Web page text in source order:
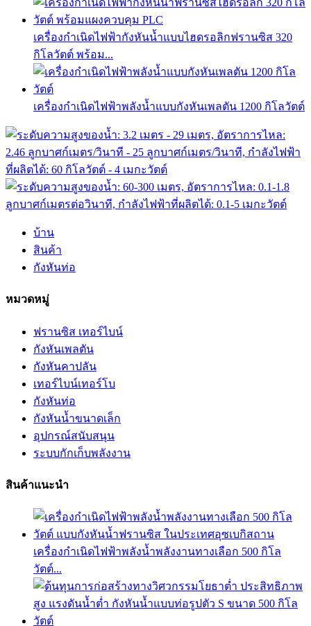
เครื่องกำเนิดไฟฟ้ากังหันน้ำแบบไฮดรอลิกฟรานซิส 320
กิโลวัตต์ พร้อม...
เครื่องกำเนิดไฟฟ้าพลังน้ำแบบกังหันเพลตัน 1200 กิโลวัตต์
บ้าน
สินค้า
กังหันท่อ
หมวดหมู่
ฟรานซิส เทอร์ไบน์
กังหันเพลตัน
กังหันคาปลัน
เทอร์ไบน์เทอร์โบ
กังหันท่อ
กังหันน้ำขนาดเล็ก
อุปกรณ์สนับสนุน
ระบบกักเก็บพลังงาน
สินค้าแนะนำ
เครื่องกำเนิดไฟฟ้าพลังน้ำพลังงานทางเลือก 500 กิโล
วัตต์...